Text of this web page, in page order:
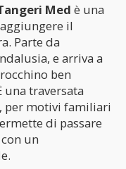
Med è una
il
Parte da
e arriva a
ben
una traversata
per motivi familiari
di passare
un